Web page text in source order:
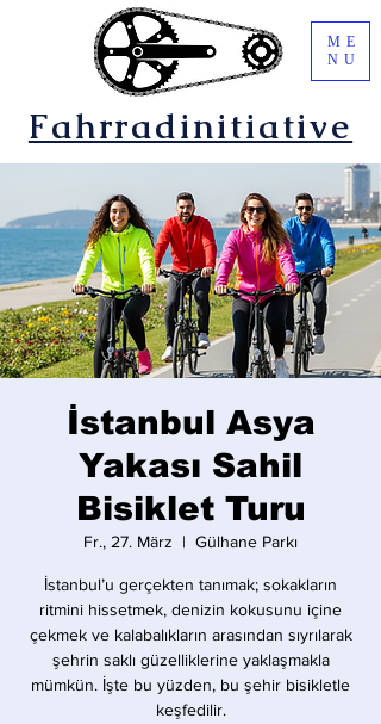
Fahrradinitiative
ME
NU
İstanbul Asya
Yakası Sahil
Bisiklet Turu
Fr., 27. März
  |
Gülhane Parkı
İstanbul’u gerçekten tanımak; sokakların
ritmini hissetmek, denizin kokusunu içine
çekmek ve kalabalıkların arasından sıyrılarak
şehrin saklı güzelliklerine yaklaşmakla
mümkün. İşte bu yüzden, bu şehir bisikletle
keşfedilir.